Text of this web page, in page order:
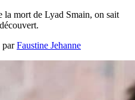
la mort de Lyad Smain, on sait
parFaustine Jehanne